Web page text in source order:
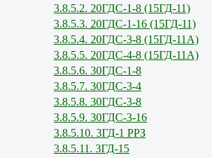
3.8.5.2. 20ГДС-1-8 (15ГД-11)
3.8.5.3. 20ГДС-1-16 (15ГД-11)
3.8.5.4. 20ГДС-3-8 (15ГД-11А)
3.8.5.5. 20ГДС-4-8 (15ГД-11А)
3.8.5.6. 30ГДС-1-8
3.8.5.7. 30ГДС-3-4
3.8.5.8. 30ГДС-3-8
3.8.5.9. 30ГДС-3-16
3.8.5.10. 3ГД-1 РРЗ
3.8.5.11. 3ГД-15